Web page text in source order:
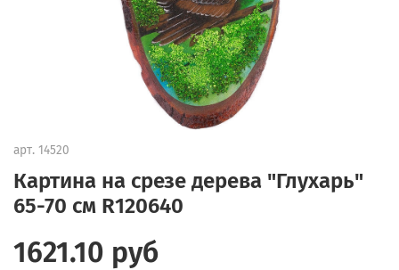
арт. 14520
Картина на срезе дерева "Глухарь"
65-70 см R120640
1621.10 руб